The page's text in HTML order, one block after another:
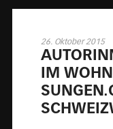
26. Oktober 2015
IM